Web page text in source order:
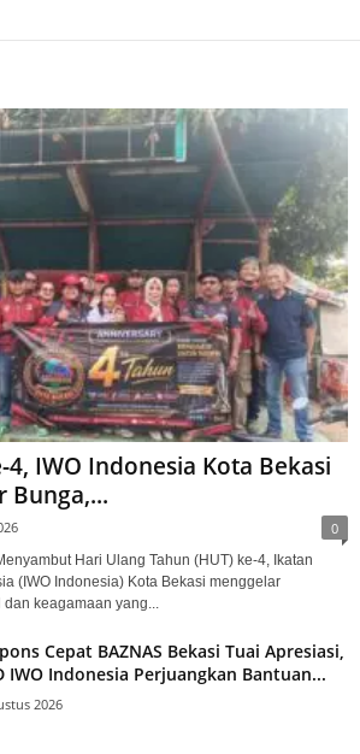
4, IWO Indonesia Kota Bekasi
Bunga,...
0
Hari Ulang Tahun (HUT) ke-4, Ikatan
(IWO Indonesia) Kota Bekasi menggelar
keagamaan yang...
Cepat BAZNAS Bekasi Tuai Apresiasi,
IWO Indonesia Perjuangkan Bantuan...
2026